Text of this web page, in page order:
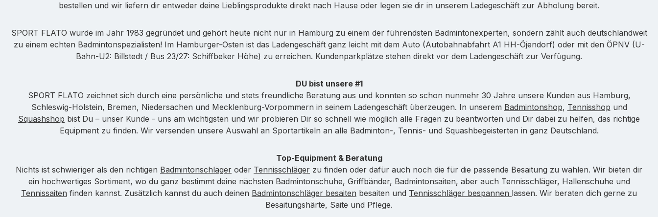
bestellen und wir liefern dir entweder deine Lieblingsprodukte direkt nach Hause oder legen sie dir in unserem Ladegeschäft zur Abholung bereit.
SPORT FLATO wurde im Jahr 1983 gegründet und gehört heute nicht nur in Hamburg zu einem der führendsten Badmintonexperten, sondern zählt auch deutschlandweit
zu einem echten Badmintonspezialisten! Im Hamburger-Osten ist das Ladengeschäft ganz leicht mit dem Auto (Autobahnabfahrt A1 HH-Öjendorf) oder mit den ÖPNV (U-
Bahn-U2: Billstedt / Bus 23/27: Schiffbeker Höhe) zu erreichen. Kundenparkplätze stehen direkt vor dem Ladengeschäft zur Verfügung.
DU bist unsere #1
SPORT FLATO zeichnet sich durch eine persönliche und stets freundliche Beratung aus und konnten so schon nunmehr 30 Jahre unsere Kunden aus Hamburg,
Schleswig-Holstein, Bremen, Niedersachen und Mecklenburg-Vorpommern in seinem Ladengeschäft überzeugen. In unserem Badmintonshop, Tennisshop und
Squashshop bist Du – unser Kunde - uns am wichtigsten und wir probieren Dir so schnell wie möglich alle Fragen zu beantworten und Dir dabei zu helfen, das richtige
Equipment zu finden. Wir versenden unsere Auswahl an Sportartikeln an alle Badminton-, Tennis- und Squashbegeisterten in ganz Deutschland.
Top-Equipment & Beratung
Nichts ist schwieriger als den richtigen Badmintonschläger oder Tennisschläger zu finden oder dafür auch noch die für die passende Besaitung zu wählen. Wir bieten dir
ein hochwertiges Sortiment, wo du ganz bestimmt deine nächsten Badmintonschuhe, Griffbänder, Badmintonsaiten, aber auch Tennisschläger, Hallenschuhe und
Tennissaiten finden kannst. Zusätzlich kannst du auch deinen Badmintonschläger besaiten besaiten und Tennisschläger bespannen lassen. Wir beraten dich gerne zu
Besaitungshärte, Saite und Pflege.